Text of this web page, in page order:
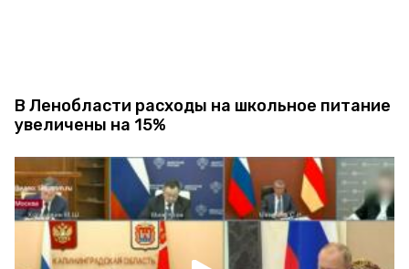
В Ленобласти расходы на школьное питание
увеличены на 15%